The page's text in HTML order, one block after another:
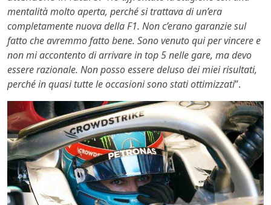
mentalità molto aperta, perché si trattava di un’era
completamente nuova della F1. Non c’erano garanzie sul
fatto che avremmo fatto bene. Sono venuto qui per vincere e
non mi accontento di arrivare in top 5 nelle gare, ma devo
essere razionale. Non posso essere deluso dei miei risultati,
perché in quasi tutte le occasioni sono stati ottimizzati”.